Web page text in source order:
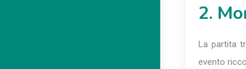
2.
La partita
evento